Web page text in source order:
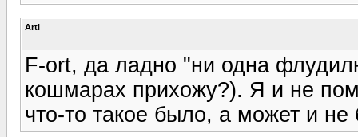
Arti
F-ort, да ладно "ни одна
кошмарах прихожу?). Я и не
что-то такое было, а может и